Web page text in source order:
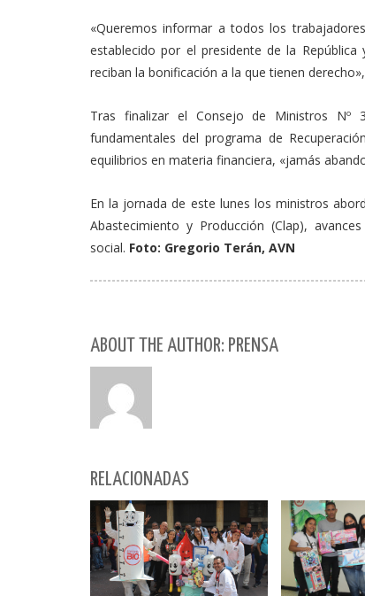
«Queremos informar a todos los
establecido por el presidente de la
reciban la bonificación a la que tienen
Tras finalizar el Consejo de Ministros Nº
fundamentales del programa de
equilibrios en materia financiera, «jamás
En la jornada de este lunes los ministros
Abastecimiento y Producción (Clap),
social. Foto: Gregorio Terán, AVN
ABOUT THE AUTHOR: PRENSA
RELACIONADAS